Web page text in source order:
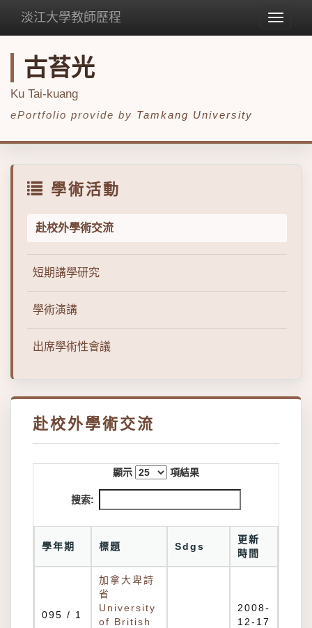
Toggle
淡江大學教師歷程
古苔光
Ku Tai-kuang
ePortfolio provide by Tamkang University
學術活動
赴校外學術交流
短期講學研究
學術演講
出席學術性會議
赴校外學術交流
顯示 項結果
搜索:
學年期 標題 Sdgs
更新
時間
095 / 1
加拿大卑詩
省
University
of British
2008-
12-17